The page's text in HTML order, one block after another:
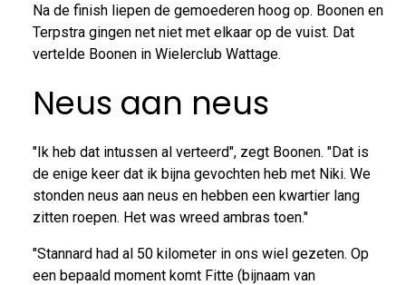
Na de finish liepen de gemoederen hoog op. Boonen en
Terpstra gingen net niet met elkaar op de vuist. Dat
vertelde Boonen in Wielerclub Wattage.
Neus aan neus
"Ik heb dat intussen al verteerd", zegt Boonen. "Dat is
de enige keer dat ik bijna gevochten heb met Niki. We
stonden neus aan neus en hebben een kwartier lang
zitten roepen. Het was wreed ambras toen."
"Stannard had al 50 kilometer in ons wiel gezeten. Op
een bepaald moment komt Fitte (bijnaam van